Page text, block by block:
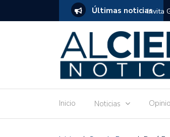
Últimas noticias
de estimulación temprana para mamás
Inicio Noticias